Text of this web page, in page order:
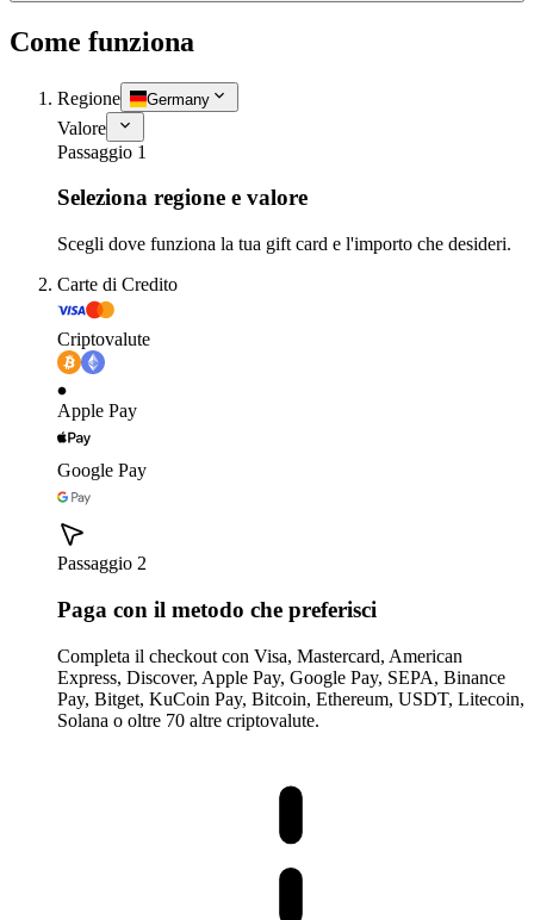
Come funziona
Regione Germany
Valore
Passaggio 1
Seleziona regione e valore
Scegli dove funziona la tua gift card e l'importo che desideri.
Carte di Credito
Criptovalute
Apple Pay
Google Pay
Passaggio 2
Paga con il metodo che preferisci
Completa il checkout con Visa, Mastercard, American
Express, Discover, Apple Pay, Google Pay, SEPA, Binance
Pay, Bitget, KuCoin Pay, Bitcoin, Ethereum, USDT, Litecoin,
Solana o oltre 70 altre criptovalute.